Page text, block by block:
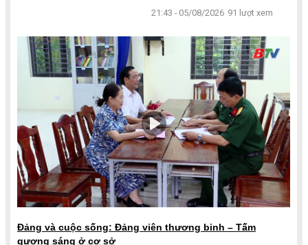
21:43 - 05/08/2026 91 lượt xem
Đảng và cuộc sống: Đảng viên thương binh – Tấm
gương sáng ở cơ sở